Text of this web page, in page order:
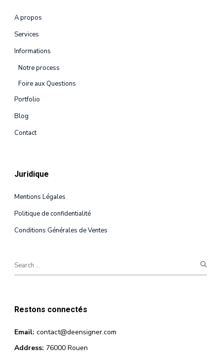
A propos
Services
Informations
Notre process
Foire aux Questions
Portfolio
Blog
Contact
Juridique
Mentions Légales
Politique de confidentialité
Conditions Générales de Ventes
Restons connectés
Email: contact@deensigner.com
Address: 76000 Rouen